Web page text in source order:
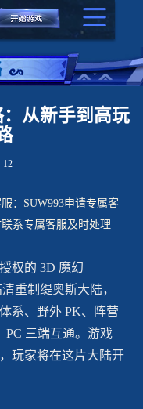
：从新手到高玩
12
：SUW993申请专属客
系专属客服及时处理
权的 3D 魔幻
重制缇奥斯大陆，
系、野外 PK、阵营
PC 三端互通。游戏
玩家将在这片大陆开